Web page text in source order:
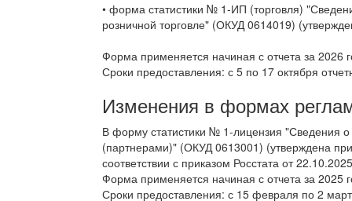
• форма статистики № 1-ИП (торговля)
розничной торговле" (ОКУД 0614019)
Форма применяется начиная с отчета за 2026
Сроки предоставления: с 5 по 17 октября
Изменения в формах
В форму статистики № 1-лицензия "Сведения
(партнерами)" (ОКУД 0613001) (утверждена
соответствии с приказом Росстата от
Форма применяется начиная с отчета за 2025
Сроки предоставления: с 15 февраля по 2